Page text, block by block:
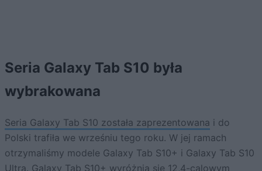
Seria Galaxy Tab S10 była
wybrakowana
Seria Galaxy Tab S10 została zaprezentowana i do
Polski trafiła we wrześniu tego roku. W jej ramach
otrzymaliśmy modele Galaxy Tab S10+ i Galaxy Tab S10
Ultra. Galaxy Tab S10+ wyróżnia się 12,4-calowym